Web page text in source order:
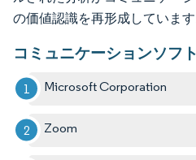
の価値認識を再形成しています
コミュニケーションソフ
Microsoft Corporation
Zoom